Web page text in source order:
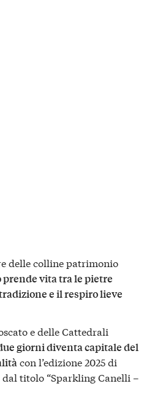
delle colline patrimonio
vita tra le pietre
e il respiro lieve
e delle Cattedrali
giorni diventa capitale del
con l’edizione 2025 di
titolo “Sparkling Canelli –